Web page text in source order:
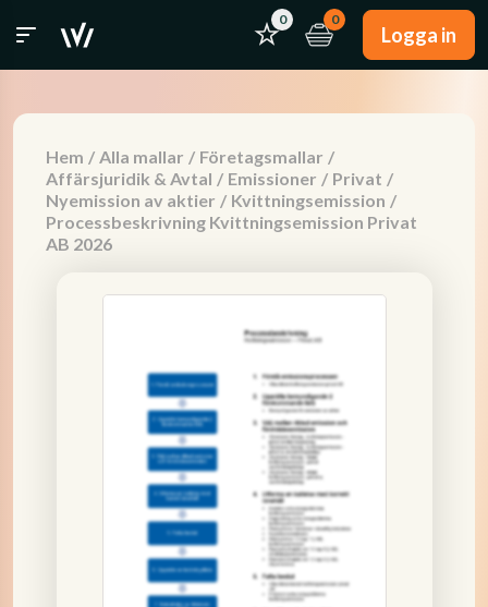
0 0
Logga in
Hem / Alla mallar / Företagsmallar /
Affärsjuridik & Avtal / Emissioner / Privat /
Nyemission av aktier / Kvittningsemission /
Processbeskrivning Kvittningsemission Privat
AB 2026